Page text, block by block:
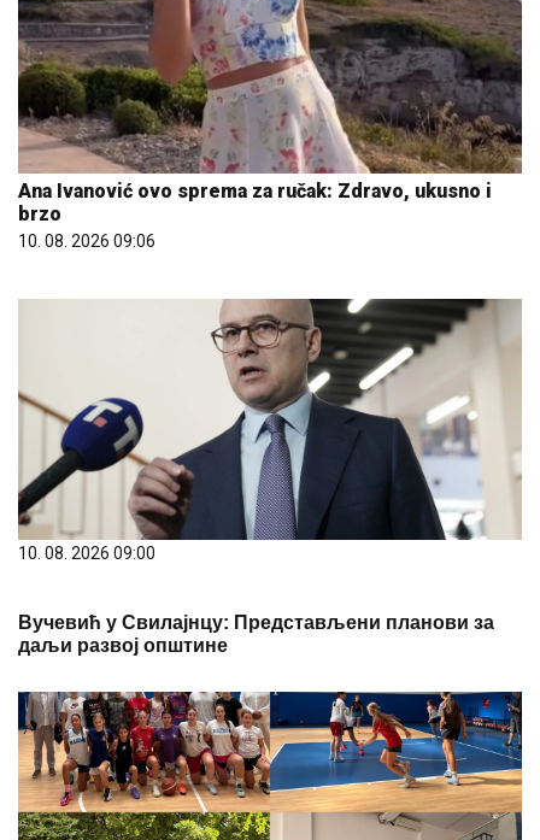
Ana Ivanović ovo sprema za ručak: Zdravo, ukusno i
brzo
10. 08. 2026 09:06
10. 08. 2026 09:00
Вучевић у Свилајнцу: Представљени планови за
даљи развој општине